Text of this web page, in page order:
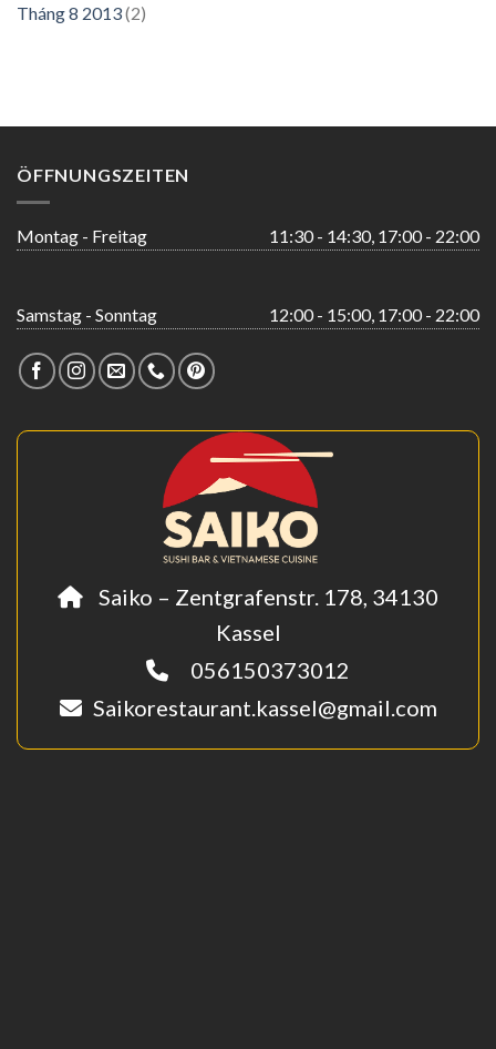
Tháng 8 2013(2)
ÖFFNUNGSZEITEN
Montag - Freitag 11:30 - 14:30, 17:00 - 22:00
Samstag - Sonntag 12:00 - 15:00, 17:00 - 22:00
Saiko – Zentgrafenstr. 178, 34130
Kassel
056150373012
Saikorestaurant.kassel@gmail.com